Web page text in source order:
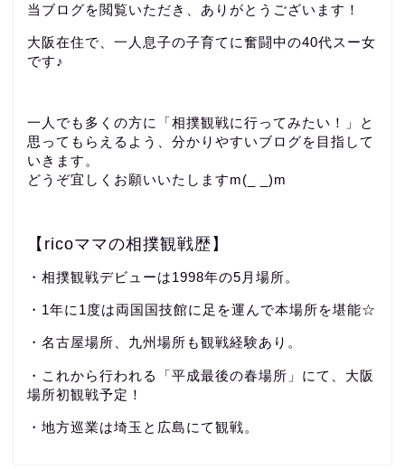
当ブログを閲覧いただき、ありがとうございます！
大阪在住で、一人息子の子育てに奮闘中の40代スー女
です♪
一人でも多くの方に「相撲観戦に行ってみたい！」と
思ってもらえるよう、分かりやすいブログを目指して
いきます。
どうぞ宜しくお願いいたしますm(_ _)m
【ricoママの相撲観戦歴】
・相撲観戦デビューは1998年の5月場所。
・1年に1度は両国国技館に足を運んで本場所を堪能☆
・名古屋場所、九州場所も観戦経験あり。
・これから行われる「平成最後の春場所」にて、大阪
場所初観戦予定！
・地方巡業は埼玉と広島にて観戦。